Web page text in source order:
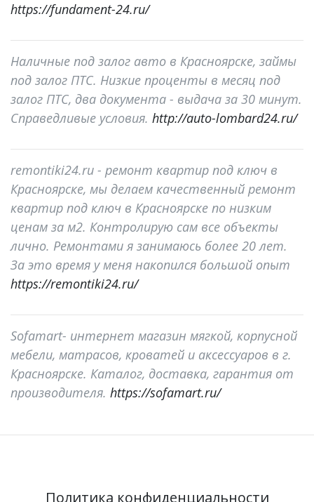
https://fundament-24.ru/
Наличные под залог авто в Красноярске, займы
под залог ПТС. Низкие проценты в месяц под
залог ПТС, два документа - выдача за 30 минут.
Справедливые условия. http://auto-lombard24.ru/
remontiki24.ru - ремонт квартир под ключ в
Красноярске, мы делаем качественный ремонт
квартир под ключ в Красноярске по низким
ценам за м2. Контролирую сам все объекты
лично. Ремонтами я занимаюсь более 20 лет.
За это время у меня накопился большой опыт
https://remontiki24.ru/
Sofamart- интернет магазин мягкой, корпусной
мебели, матрасов, кроватей и аксессуаров в г.
Красноярске. Каталог, доставка, гарантия от
производителя. https://sofamart.ru/
Политика конфиденциальности